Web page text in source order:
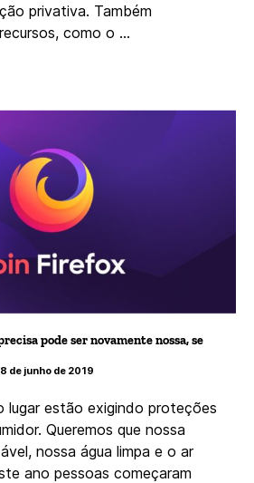
privativa. Também
como o …
pode ser novamente nossa, se
de junho de 2019
lugar estão exigindo proteções
Queremos que nossa
nossa água limpa e o ar
ano pessoas começaram